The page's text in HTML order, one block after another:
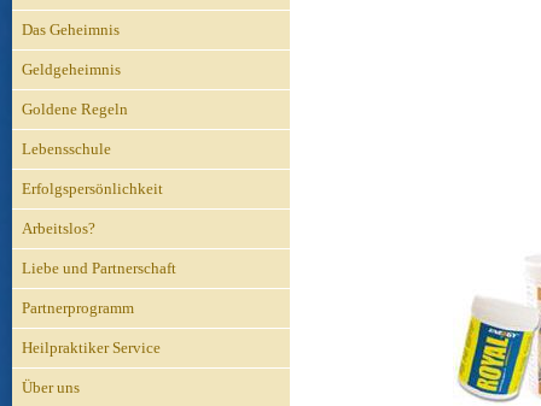
Das Geheimnis
Geldgeheimnis
Goldene Regeln
Lebensschule
Erfolgspersönlichkeit
Arbeitslos?
Liebe und Partnerschaft
Partnerprogramm
Heilpraktiker Service
Über uns